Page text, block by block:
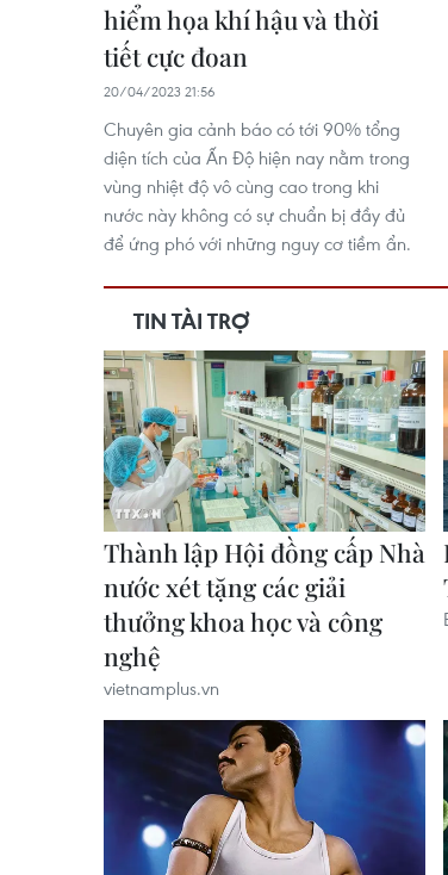
hiểm họa khí hậu và thời
tiết cực đoan
20/04/2023 21:56
Chuyên gia cảnh báo có tới 90% tổng
diện tích của Ấn Độ hiện nay nằm trong
vùng nhiệt độ vô cùng cao trong khi
nước này không có sự chuẩn bị đầy đủ
để ứng phó với những nguy cơ tiềm ẩn.